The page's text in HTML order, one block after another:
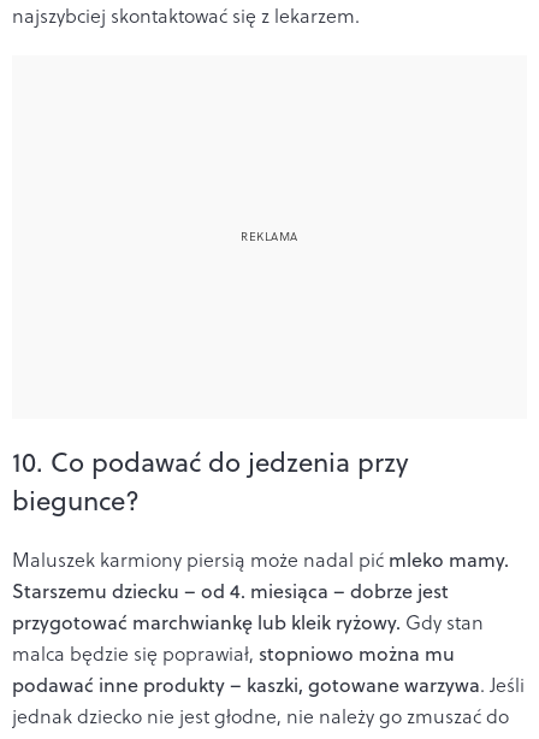
najszybciej skontaktować się z lekarzem.
10. Co podawać do jedzenia przy
biegunce?
Maluszek karmiony piersią może nadal pić mleko mamy.
Starszemu dziecku – od 4. miesiąca – dobrze jest
przygotować marchwiankę lub kleik ryżowy. Gdy stan
malca będzie się poprawiał, stopniowo można mu
podawać inne produkty – kaszki, gotowane warzywa. Jeśli
jednak dziecko nie jest głodne, nie należy go zmuszać do